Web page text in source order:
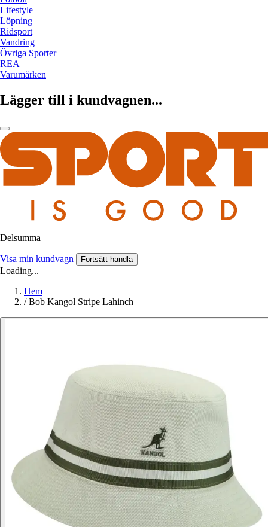
Lifestyle
Löpning
Ridsport
Vandring
Övriga Sporter
REA
Varumärken
Lägger till i kundvagnen...
Delsumma
Visa min kundvagn Fortsätt handla
Loading...
Hem
/ Bob Kangol Stripe Lahinch